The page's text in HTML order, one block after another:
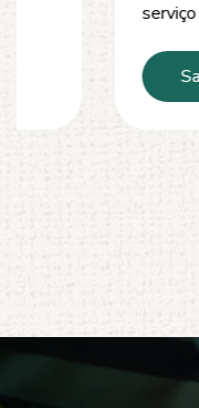
serviço limpo, ágil
Saiba Mais